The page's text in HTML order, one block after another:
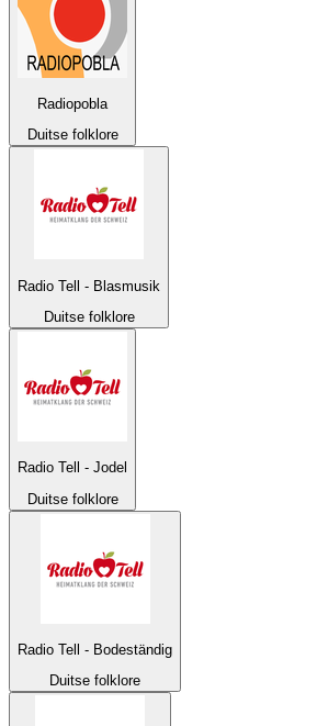
Radiopobla
Duitse folklore
Radio Tell - Blasmusik
Duitse folklore
Radio Tell - Jodel
Duitse folklore
Radio Tell - Bodeständig
Duitse folklore